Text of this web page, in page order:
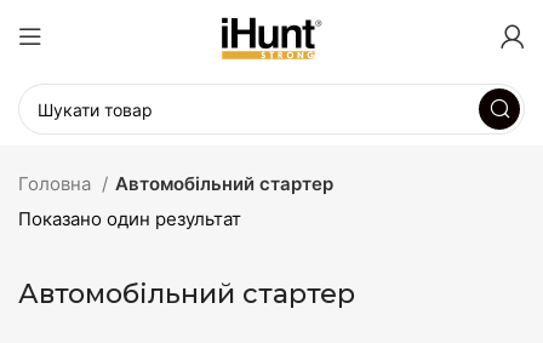
Головна
Автомобільний стартер
Показано один результат
Автомобільний стартер